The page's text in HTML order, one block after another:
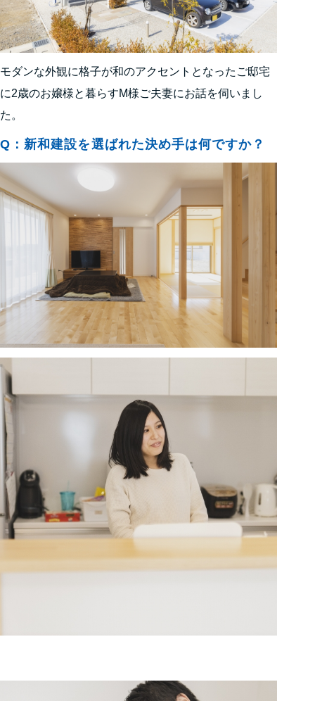
モダンな外観に格子が和のアクセントとなったご邸宅
に2歳のお嬢様と暮らすM様ご夫妻にお話を伺いまし
た。
Q：新和建設を選ばれた決め手は何ですか？